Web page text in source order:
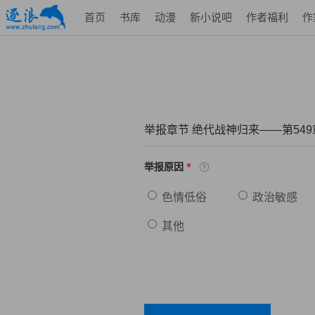
首页 书库 动漫 新小说吧 作者福利 作
举报章节 绝代战神归来——第
举报原因 *
色情低俗 政治敏感
其他